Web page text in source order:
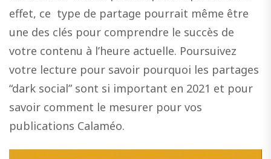
effet, ce type de partage pourrait même être
une des clés pour comprendre le succès de
votre contenu à l’heure actuelle. Poursuivez
votre lecture pour savoir pourquoi les partages
“dark social” sont si important en 2021 et pour
savoir comment le mesurer pour vos
publications Calaméo.